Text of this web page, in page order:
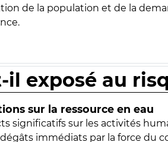
de la population et de la
exposé au
sur la ressource en eau
significatifs sur les activités
immédiats par la force du